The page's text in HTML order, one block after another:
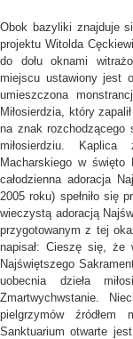
Obok bazyliki znajduje
projektu Witolda
do dołu oknami
miejscu ustawiony jest
umieszczona
Miłosierdzia, który
na znak rozchodzącego
miłosierdziu.
Macharskiego w święto
całodzienna adoracja
2005 roku) spełniło się
wieczystą adoracją
przygotowanym z tej
napisał: Cieszę się, że
Najświętszego
uobecnia dzieła
Zmartwychwstanie.
pielgrzymów
Sanktuarium otwarte